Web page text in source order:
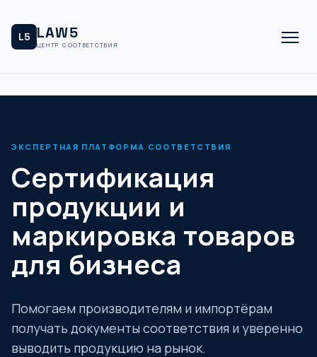
L5 LAW5
ЦЕНТР СООТВЕТСТВИЯ
ЭКСПЕРТНАЯ ПЛАТФОРМА СООТВЕТСТВИЯ
Сертификация
продукции и
маркировка товаров
для бизнеса
Помогаем производителям и импортёрам
получать документы соответствия и уверенно
выводить продукцию на рынок.